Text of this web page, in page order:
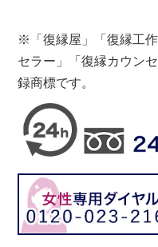
※「復縁屋」「復縁工
セラー」「復縁カウン
録商標です。